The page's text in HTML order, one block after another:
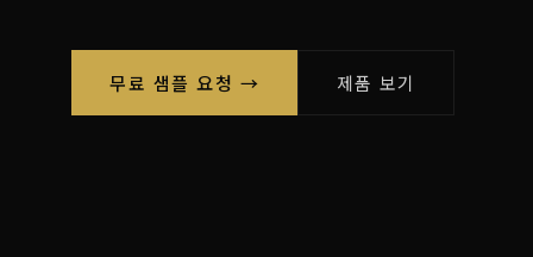
무료 샘플 요청 → 제품 보기